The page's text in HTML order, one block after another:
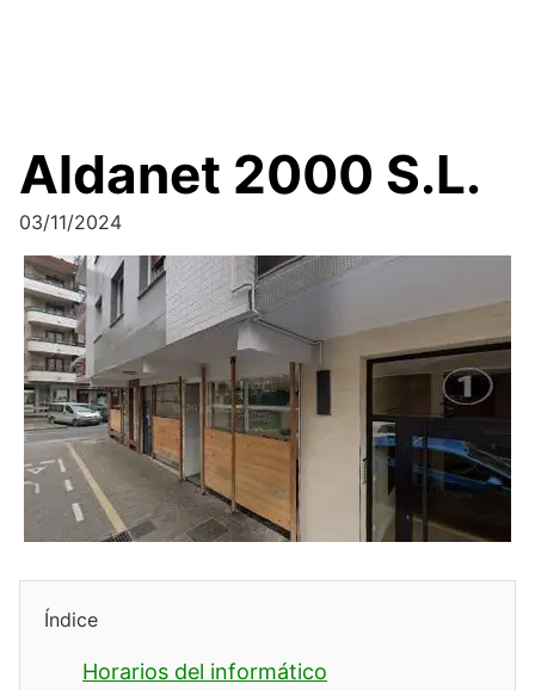
Aldanet 2000 S.L.
03/11/2024
Índice
Horarios del informático